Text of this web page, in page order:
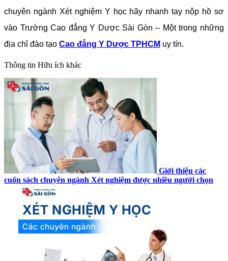
chuyên ngành Xét nghiệm Y học hãy nhanh tay nộp hồ sơ
vào Trường Cao đẳng Y Dược Sài Gòn – Một trong những
địa chỉ đào tạo Cao đẳng Y Dược TPHCM uy tín.
Thông tin Hữu ích khác
Giới thiệu các
cuốn sách chuyên ngành Xét nghiệm được nhiều người chọn